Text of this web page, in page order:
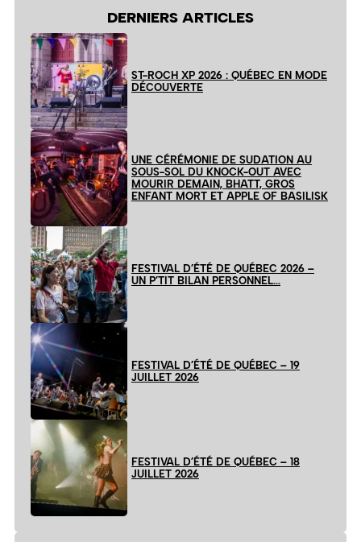
DERNIERS ARTICLES
ST-ROCH XP 2026 : QUÉBEC EN MODE
DÉCOUVERTE
UNE CÉRÉMONIE DE SUDATION AU
SOUS-SOL DU KNOCK-OUT AVEC
MOURIR DEMAIN, BHATT, GROS
ENFANT MORT ET APPLE OF BASILISK
FESTIVAL D’ÉTÉ DE QUÉBEC 2026 –
UN P’TIT BILAN PERSONNEL…
FESTIVAL D’ÉTÉ DE QUÉBEC – 19
JUILLET 2026
FESTIVAL D’ÉTÉ DE QUÉBEC – 18
JUILLET 2026